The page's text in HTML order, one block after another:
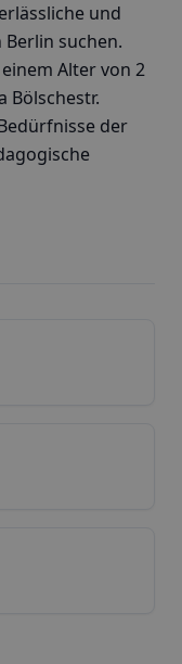
und
suchen.
Alter von 2
Bölschestr.
der